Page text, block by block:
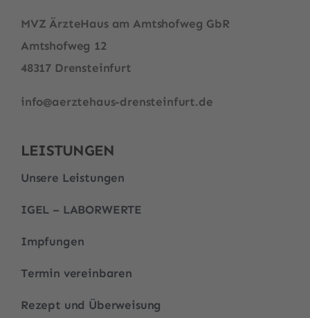
MVZ ÄrzteHaus am Amtshofweg GbR
Amtshofweg 12
48317 Drensteinfurt
info@aerztehaus-drensteinfurt.de
LEISTUNGEN
Unsere Leistungen
IGEL – LABORWERTE
Impfungen
Termin vereinbaren
Rezept und Überweisung